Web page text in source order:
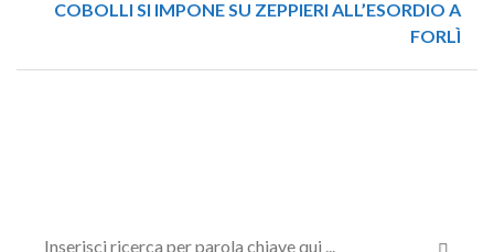
COBOLLI SI IMPONE SU ZEPPIERI ALL’ESORDIO A
FORLÌ